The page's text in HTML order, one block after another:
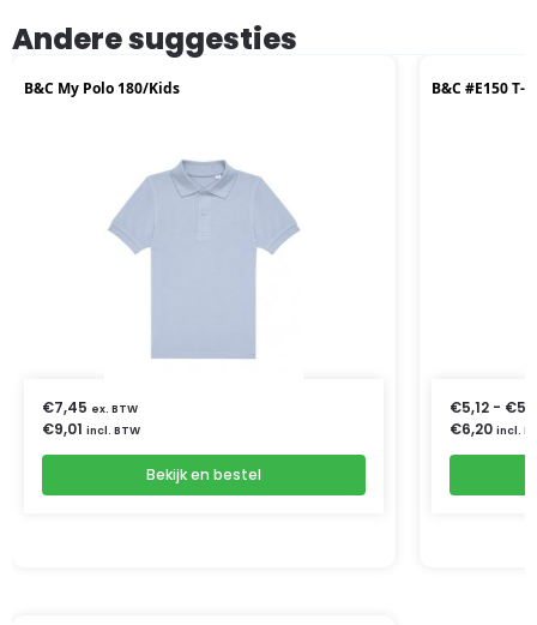
Andere suggesties
B&C My Polo 180/Kids
€7,45 ex. BTW
€9,01 incl. BTW
Bekijk en bestel
B&C #E150 T-
€5,12 - €
€6,20 incl.